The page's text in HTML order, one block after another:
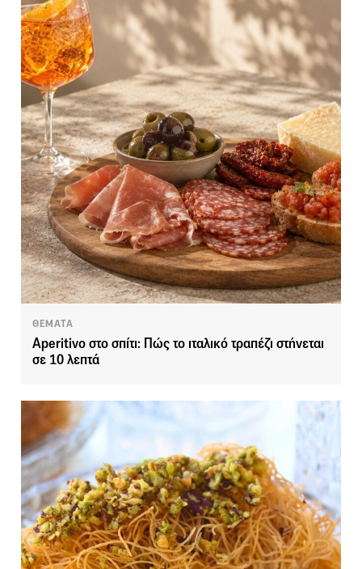
ΘΕΜΑΤΑ
Aperitivo στο σπίτι: Πώς το ιταλικό τραπέζι στήνεται
σε 10 λεπτά